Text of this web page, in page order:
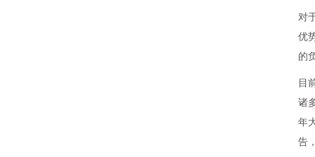
对
优
的
目
诸
年
告